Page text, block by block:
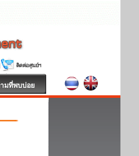
มที่พบบ่อย